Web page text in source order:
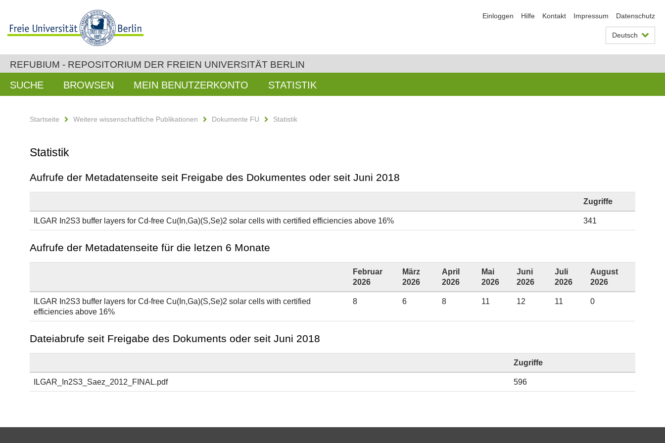
Einloggen Hilfe Kontakt Impressum Datenschutz
Deutsch
REFUBIUM - REPOSITORIUM DER FREIEN UNIVERSITÄT BERLIN
SUCHE BROWSEN MEIN BENUTZERKONTO STATISTIK
Startseite Weitere wissenschaftliche Publikationen Dokumente FU Statistik
Statistik
Aufrufe der Metadatenseite seit Freigabe des Dokumentes oder seit Juni 2018
Zugriffe
ILGAR In2S3 buffer layers for Cd-free Cu(In,Ga)(S,Se)2 solar cells with certified efficiencies above 16% 341
Aufrufe der Metadatenseite für die letzen 6 Monate
Februar
2026
März
2026
April
2026
Mai
2026
Juni
2026
Juli
2026
August
2026
ILGAR In2S3 buffer layers for Cd-free Cu(In,Ga)(S,Se)2 solar cells with certified
efficiencies above 16%
8 6 8 11 12 11 0
Dateiabrufe seit Freigabe des Dokuments oder seit Juni 2018
Zugriffe
ILGAR_In2S3_Saez_2012_FINAL.pdf 596